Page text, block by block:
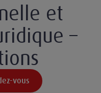
et
–
vous